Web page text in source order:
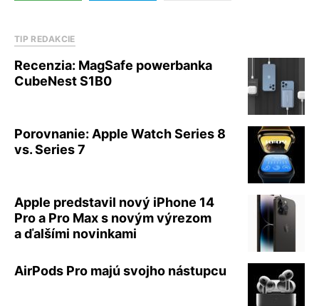
TIP REDAKCIE
Recenzia: MagSafe powerbanka
CubeNest S1B0
Porovnanie: Apple Watch Series 8
vs. Series 7
Apple predstavil nový iPhone 14
Pro a Pro Max s novým výrezom
a ďalšími novinkami
AirPods Pro majú svojho nástupcu